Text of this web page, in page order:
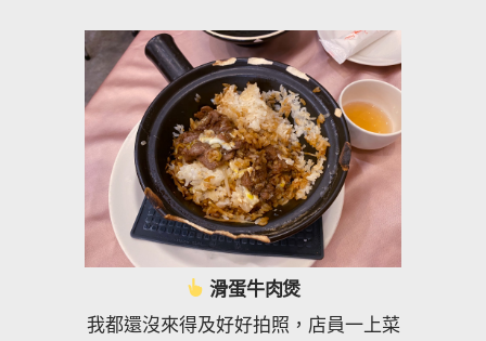
滑蛋牛肉煲
我都還沒來得及好好拍照，店員一上菜